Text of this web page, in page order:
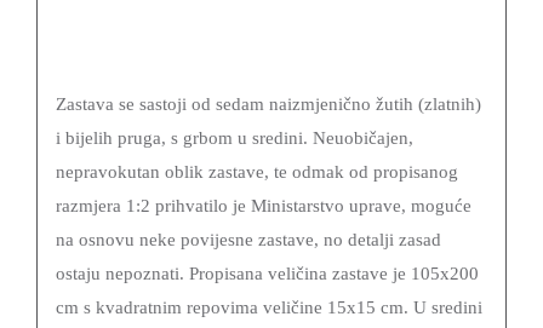
Zastava se sastoji od sedam naizmjenično žutih (zlatnih)
i bijelih pruga, s grbom u sredini. Neuobičajen,
nepravokutan oblik zastave, te odmak od propisanog
razmjera 1:2 prihvatilo je Ministarstvo uprave, moguće
na osnovu neke povijesne zastave, no detalji zasad
ostaju nepoznati. Propisana veličina zastave je 105x200
cm s kvadratnim repovima veličine 15x15 cm. U sredini